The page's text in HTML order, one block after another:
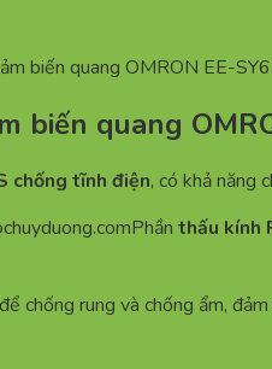
biến quang OMRON EE-
biến quang
chống tĩnh điện, có khả năng
Phần thấu kính
để chống rung và chống ẩm,